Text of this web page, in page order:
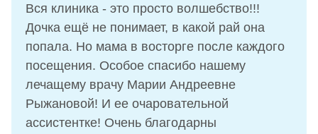
Вся клиника - это просто волшебство!!!
Дочка ещё не понимает, в какой рай она
попала. Но мама в восторге после каждого
посещения. Особое спасибо нашему
лечащему врачу Марии Андреевне
Рыжановой! И ее очаровательной
ассистентке! Очень благодарны